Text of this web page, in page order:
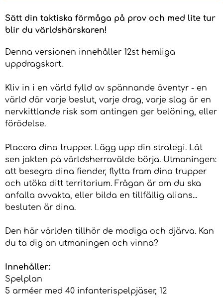
Sätt din taktiska förmåga på prov och med lite tur
blir du världshärskaren!
Denna versionen innehåller 12st hemliga
uppdragskort.
Kliv in i en värld fylld av spännande äventyr - en
värld där varje beslut, varje drag, varje slag är en
nervkittlande risk som antingen ger belöning, eller
förödelse.
Placera dina trupper. Lägg upp din strategi. Låt
sen jakten på världsherravälde börja. Utmaningen:
att besegra dina fiender, flytta fram dina trupper
och utöka ditt territorium. Frågan är om du ska
anfalla avvakta, eller bilda en tillfällig alians...
besluten är dina.
Den här världen tillhör de modiga och djärva. Kan
du ta dig an utmaningen och vinna?
Innehåller:
Spelplan
5 arméer med 40 infanterispelpjäser, 12